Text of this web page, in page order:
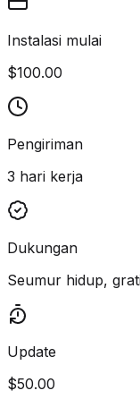
Instalasi mulai
$100.00
Pengiriman
3 hari kerja
Dukungan
Seumur hidup,
Update
$50.00